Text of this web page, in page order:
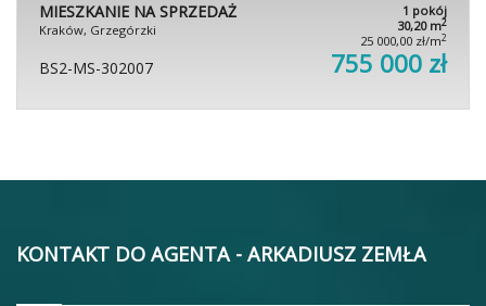
MIESZKANIE NA SPRZEDAŻ
Kraków, Grzegórzki
1 pokój
30,20 m2
25 000,00 zł/m2
BS2-MS-302007 755 000 zł
KONTAKT DO AGENTA - ARKADIUSZ ZEMŁA